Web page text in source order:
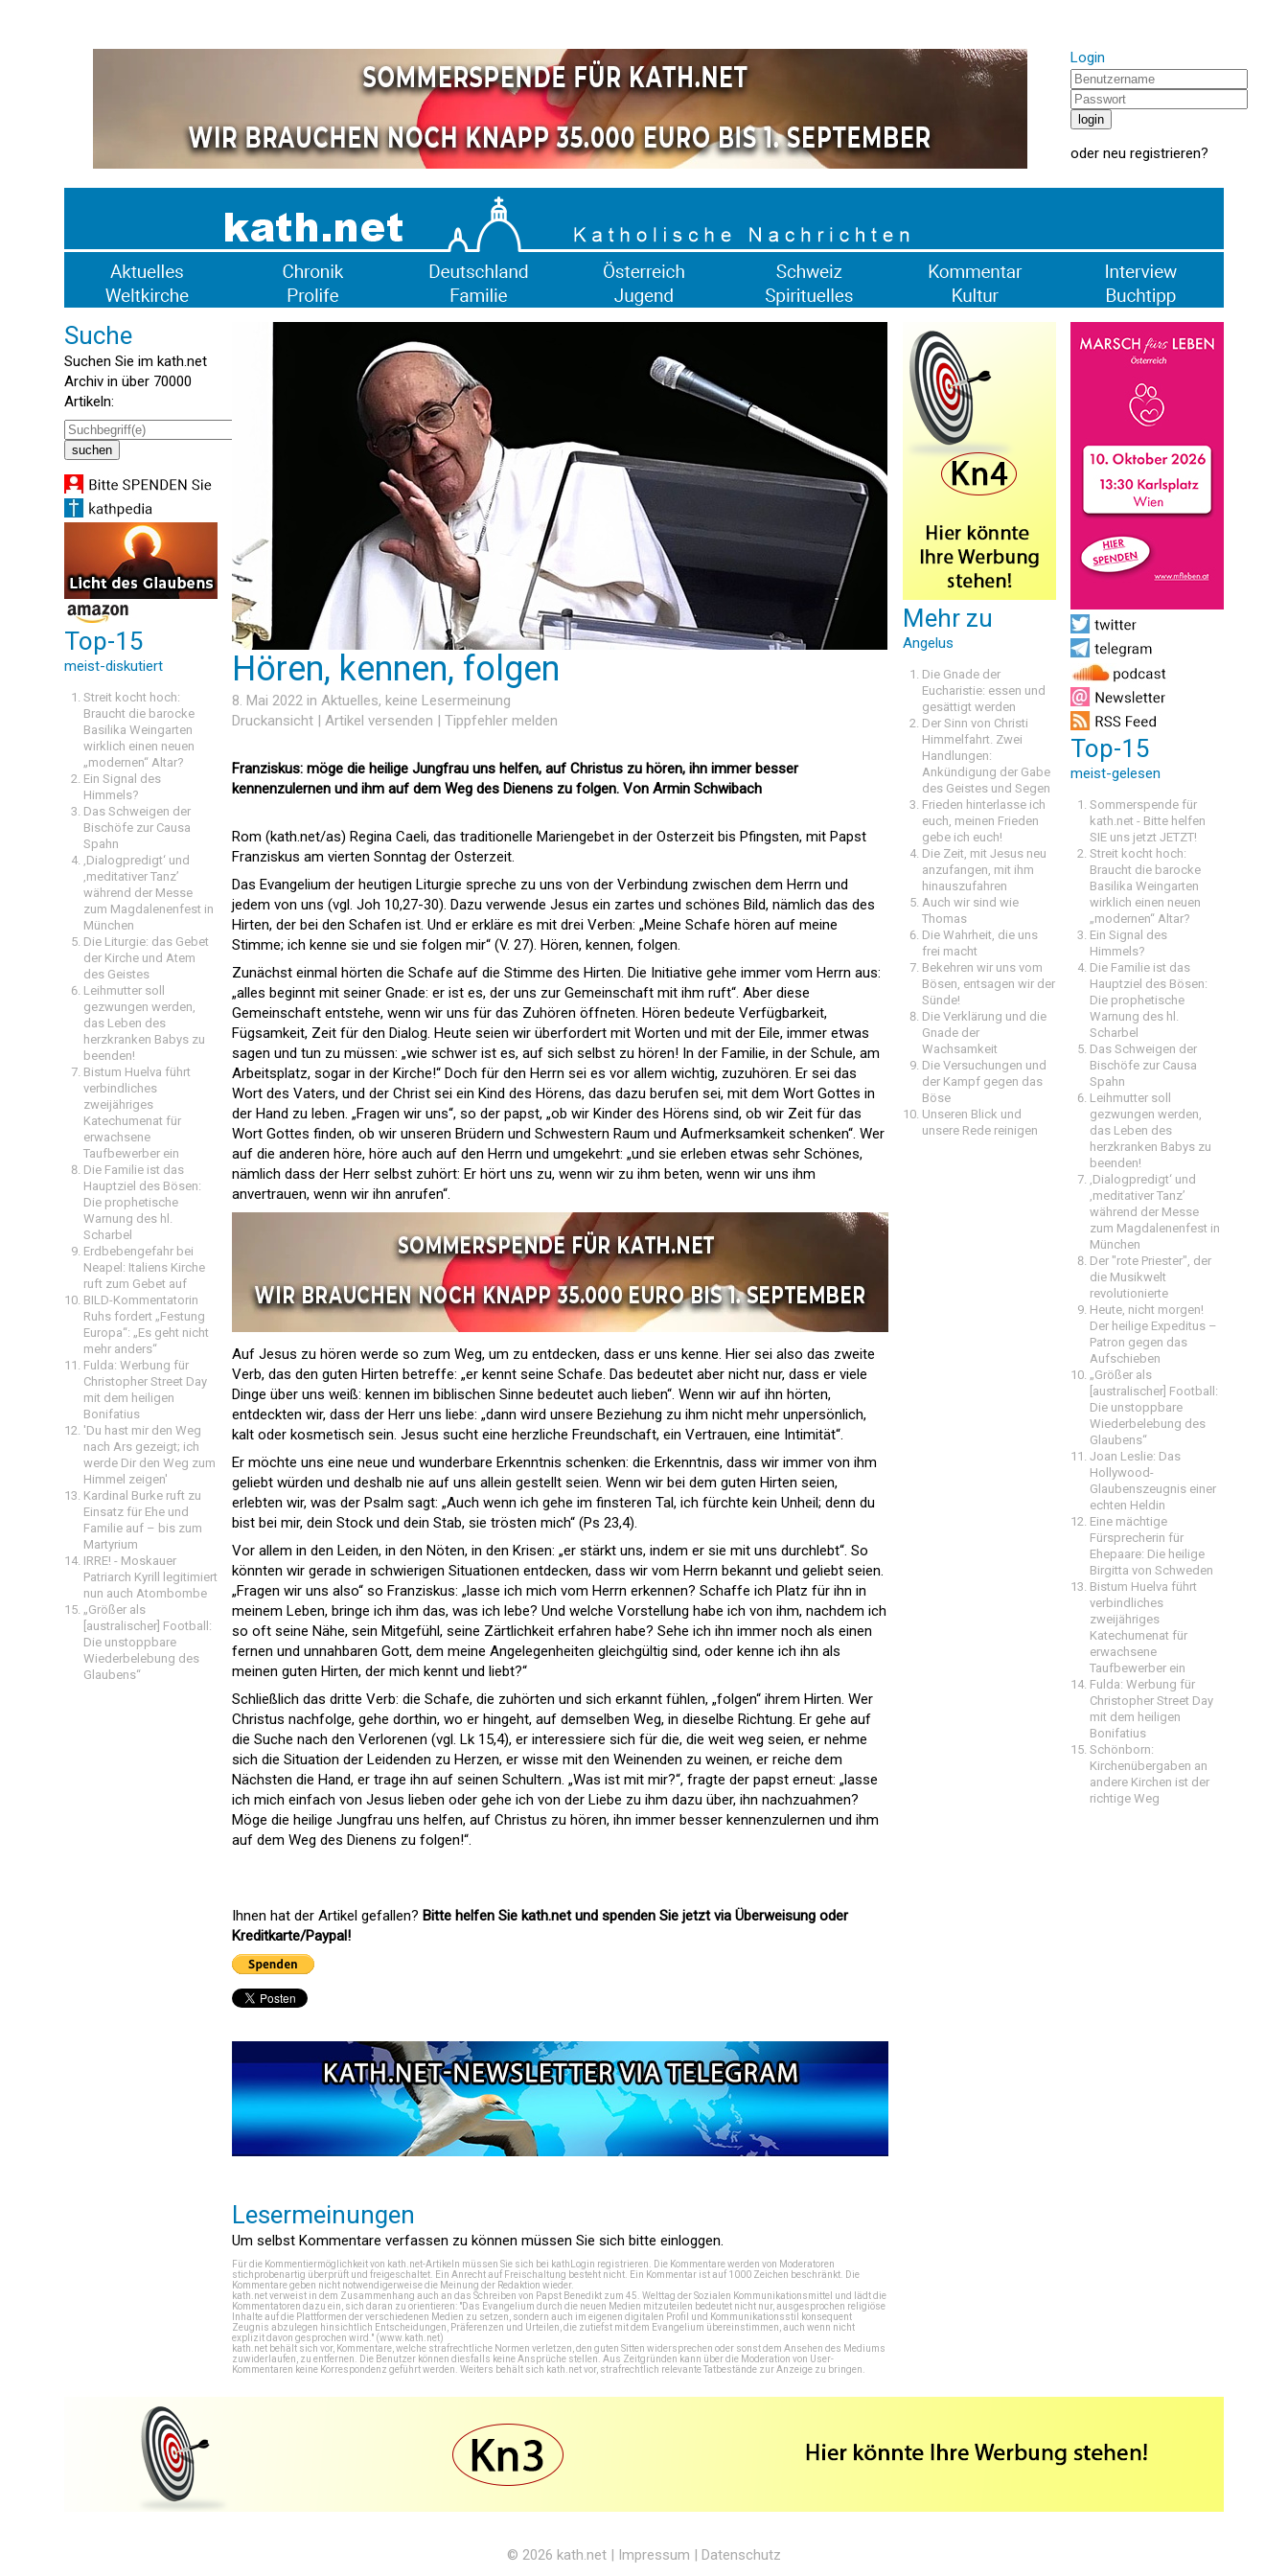
Login
oder neu registrieren?
Suche
Suchen Sie im kath.net
Archiv in über 70000
Artikeln:
Top-15
meist-diskutiert
Streit kocht hoch:
Braucht die barocke
Basilika Weingarten
wirklich einen neuen
„modernen“ Altar?
Ein Signal des
Himmels?
Das Schweigen der
Bischöfe zur Causa
Spahn
‚Dialogpredigt‘ und
‚meditativer Tanz’
während der Messe
zum Magdalenenfest in
München
Die Liturgie: das Gebet
der Kirche und Atem
des Geistes
Leihmutter soll
gezwungen werden,
das Leben des
herzkranken Babys zu
beenden!
Bistum Huelva führt
verbindliches
zweijähriges
Katechumenat für
erwachsene
Taufbewerber ein
Die Familie ist das
Hauptziel des Bösen:
Die prophetische
Warnung des hl.
Scharbel
Erdbebengefahr bei
Neapel: Italiens Kirche
ruft zum Gebet auf
BILD-Kommentatorin
Ruhs fordert „Festung
Europa“: „Es geht nicht
mehr anders“
Fulda: Werbung für
Christopher Street Day
mit dem heiligen
Bonifatius
'Du hast mir den Weg
nach Ars gezeigt; ich
werde Dir den Weg zum
Himmel zeigen'
Kardinal Burke ruft zu
Einsatz für Ehe und
Familie auf – bis zum
Martyrium
IRRE! - Moskauer
Patriarch Kyrill legitimiert
nun auch Atombombe
„Größer als
[australischer] Football:
Die unstoppbare
Wiederbelebung des
Glaubens“
Hören, kennen, folgen
8. Mai 2022 in Aktuelles, keine Lesermeinung
Druckansicht | Artikel versenden | Tippfehler melden
Franziskus: möge die heilige Jungfrau uns helfen, auf Christus zu hören, ihn immer besser
kennenzulernen und ihm auf dem Weg des Dienens zu folgen. Von Armin Schwibach
Rom (kath.net/as) Regina Caeli, das traditionelle Mariengebet in der Osterzeit bis Pfingsten, mit Papst
Franziskus am vierten Sonntag der Osterzeit.
Das Evangelium der heutigen Liturgie spreche zu uns von der Verbindung zwischen dem Herrn und
jedem von uns (vgl. Joh 10,27-30). Dazu verwende Jesus ein zartes und schönes Bild, nämlich das des
Hirten, der bei den Schafen ist. Und er erkläre es mit drei Verben: „Meine Schafe hören auf meine
Stimme; ich kenne sie und sie folgen mir“ (V. 27). Hören, kennen, folgen.
Zunächst einmal hörten die Schafe auf die Stimme des Hirten. Die Initiative gehe immer vom Herrn aus:
„alles beginnt mit seiner Gnade: er ist es, der uns zur Gemeinschaft mit ihm ruft“. Aber diese
Gemeinschaft entstehe, wenn wir uns für das Zuhören öffneten. Hören bedeute Verfügbarkeit,
Fügsamkeit, Zeit für den Dialog. Heute seien wir überfordert mit Worten und mit der Eile, immer etwas
sagen und tun zu müssen: „wie schwer ist es, auf sich selbst zu hören! In der Familie, in der Schule, am
Arbeitsplatz, sogar in der Kirche!“ Doch für den Herrn sei es vor allem wichtig, zuzuhören. Er sei das
Wort des Vaters, und der Christ sei ein Kind des Hörens, das dazu berufen sei, mit dem Wort Gottes in
der Hand zu leben. „Fragen wir uns“, so der papst, „ob wir Kinder des Hörens sind, ob wir Zeit für das
Wort Gottes finden, ob wir unseren Brüdern und Schwestern Raum und Aufmerksamkeit schenken“. Wer
auf die anderen höre, höre auch auf den Herrn und umgekehrt: „und sie erleben etwas sehr Schönes,
nämlich dass der Herr selbst zuhört: Er hört uns zu, wenn wir zu ihm beten, wenn wir uns ihm
anvertrauen, wenn wir ihn anrufen“.
Auf Jesus zu hören werde so zum Weg, um zu entdecken, dass er uns kenne. Hier sei also das zweite
Verb, das den guten Hirten betreffe: „er kennt seine Schafe. Das bedeutet aber nicht nur, dass er viele
Dinge über uns weiß: kennen im biblischen Sinne bedeutet auch lieben“. Wenn wir auf ihn hörten,
entdeckten wir, dass der Herr uns liebe: „dann wird unsere Beziehung zu ihm nicht mehr unpersönlich,
kalt oder kosmetisch sein. Jesus sucht eine herzliche Freundschaft, ein Vertrauen, eine Intimität“.
Er möchte uns eine neue und wunderbare Erkenntnis schenken: die Erkenntnis, dass wir immer von ihm
geliebt würden und deshalb nie auf uns allein gestellt seien. Wenn wir bei dem guten Hirten seien,
erlebten wir, was der Psalm sagt: „Auch wenn ich gehe im finsteren Tal, ich fürchte kein Unheil; denn du
bist bei mir, dein Stock und dein Stab, sie trösten mich“ (Ps 23,4).
Vor allem in den Leiden, in den Nöten, in den Krisen: „er stärkt uns, indem er sie mit uns durchlebt“. So
könnten wir gerade in schwierigen Situationen entdecken, dass wir vom Herrn bekannt und geliebt seien.
„Fragen wir uns also“ so Franziskus: „lasse ich mich vom Herrn erkennen? Schaffe ich Platz für ihn in
meinem Leben, bringe ich ihm das, was ich lebe? Und welche Vorstellung habe ich von ihm, nachdem ich
so oft seine Nähe, sein Mitgefühl, seine Zärtlichkeit erfahren habe? Sehe ich ihn immer noch als einen
fernen und unnahbaren Gott, dem meine Angelegenheiten gleichgültig sind, oder kenne ich ihn als
meinen guten Hirten, der mich kennt und liebt?“
Schließlich das dritte Verb: die Schafe, die zuhörten und sich erkannt fühlen, „folgen“ ihrem Hirten. Wer
Christus nachfolge, gehe dorthin, wo er hingeht, auf demselben Weg, in dieselbe Richtung. Er gehe auf
die Suche nach den Verlorenen (vgl. Lk 15,4), er interessiere sich für die, die weit weg seien, er nehme
sich die Situation der Leidenden zu Herzen, er wisse mit den Weinenden zu weinen, er reiche dem
Nächsten die Hand, er trage ihn auf seinen Schultern. „Was ist mit mir?“, fragte der papst erneut: „lasse
ich mich einfach von Jesus lieben oder gehe ich von der Liebe zu ihm dazu über, ihn nachzuahmen?
Möge die heilige Jungfrau uns helfen, auf Christus zu hören, ihn immer besser kennenzulernen und ihm
auf dem Weg des Dienens zu folgen!“.
Ihnen hat der Artikel gefallen? Bitte helfen Sie kath.net und spenden Sie jetzt via Überweisung oder
Kreditkarte/Paypal!
Lesermeinungen
Um selbst Kommentare verfassen zu können müssen Sie sich bitte einloggen.
Für die Kommentiermöglichkeit von kath.net-Artikeln müssen Sie sich bei kathLogin registrieren . Die Kommentare werden von Moderatoren
stichprobenartig überprüft und freigeschaltet. Ein Anrecht auf Freischaltung besteht nicht. Ein Kommentar ist auf 1000 Zeichen beschränkt. Die
Kommentare geben nicht notwendigerweise die Meinung der Redaktion wieder.
kath.net verweist in dem Zusammenhang auch an das Schreiben von Papst Benedikt zum 45. Welttag der Sozialen Kommunikationsmittel und lädt die
Kommentatoren dazu ein, sich daran zu orientieren: "Das Evangelium durch die neuen Medien mitzuteilen bedeutet nicht nur, ausgesprochen religiöse
Inhalte auf die Plattformen der verschiedenen Medien zu setzen, sondern auch im eigenen digitalen Profil und Kommunikationsstil konsequent
Zeugnis abzulegen hinsichtlich Entscheidungen, Präferenzen und Urteilen, die zutiefst mit dem Evangelium übereinstimmen, auch wenn nicht
explizit davon gesprochen wird." (www.kath.net)
kath.net behält sich vor, Kommentare, welche strafrechtliche Normen verletzen, den guten Sitten widersprechen oder sonst dem Ansehen des Mediums
zuwiderlaufen, zu entfernen. Die Benutzer können diesfalls keine Ansprüche stellen. Aus Zeitgründen kann über die Moderation von User-
Kommentaren keine Korrespondenz geführt werden. Weiters behält sich kath.net vor, strafrechtlich relevante Tatbestände zur Anzeige zu bringen.
Mehr zu
Angelus
Die Gnade der
Eucharistie: essen und
gesättigt werden
Der Sinn von Christi
Himmelfahrt. Zwei
Handlungen:
Ankündigung der Gabe
des Geistes und Segen
Frieden hinterlasse ich
euch, meinen Frieden
gebe ich euch!
Die Zeit, mit Jesus neu
anzufangen, mit ihm
hinauszufahren
Auch wir sind wie
Thomas
Die Wahrheit, die uns
frei macht
Bekehren wir uns vom
Bösen, entsagen wir der
Sünde!
Die Verklärung und die
Gnade der
Wachsamkeit
Die Versuchungen und
der Kampf gegen das
Böse
Unseren Blick und
unsere Rede reinigen
Top-15
meist-gelesen
Sommerspende für
kath.net - Bitte helfen
SIE uns jetzt JETZT!
Streit kocht hoch:
Braucht die barocke
Basilika Weingarten
wirklich einen neuen
„modernen“ Altar?
Ein Signal des
Himmels?
Die Familie ist das
Hauptziel des Bösen:
Die prophetische
Warnung des hl.
Scharbel
Das Schweigen der
Bischöfe zur Causa
Spahn
Leihmutter soll
gezwungen werden,
das Leben des
herzkranken Babys zu
beenden!
‚Dialogpredigt‘ und
‚meditativer Tanz’
während der Messe
zum Magdalenenfest in
München
Der "rote Priester", der
die Musikwelt
revolutionierte
Heute, nicht morgen!
Der heilige Expeditus –
Patron gegen das
Aufschieben
„Größer als
[australischer] Football:
Die unstoppbare
Wiederbelebung des
Glaubens“
Joan Leslie: Das
Hollywood-
Glaubenszeugnis einer
echten Heldin
Eine mächtige
Fürsprecherin für
Ehepaare: Die heilige
Birgitta von Schweden
Bistum Huelva führt
verbindliches
zweijähriges
Katechumenat für
erwachsene
Taufbewerber ein
Fulda: Werbung für
Christopher Street Day
mit dem heiligen
Bonifatius
Schönborn:
Kirchenübergaben an
andere Kirchen ist der
richtige Weg
© 2026 kath.net | Impressum | Datenschutz